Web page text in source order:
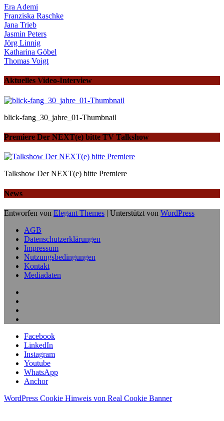
Era Ademi
Franziska Raschke
Jana Trieb
Jasmin Peters
Jörg Linnig
Katharina Göbel
Thomas Voigt
Aktuelles Video-Interview
blick-fang_30_jahre_01-Thumbnail
Premiere Der NEXT(e) bitte TV Talkshow
Talkshow Der NEXT(e) bitte Premiere
News
Entworfen von Elegant Themes | Unterstützt von WordPress
AGB
Datenschutzerklärungen
Impressum
Nutzungsbedingungen
Kontakt
Mediadaten
Facebook
LinkedIn
Instagram
Youtube
WhatsApp
Anchor
WordPress Cookie Hinweis von Real Cookie Banner